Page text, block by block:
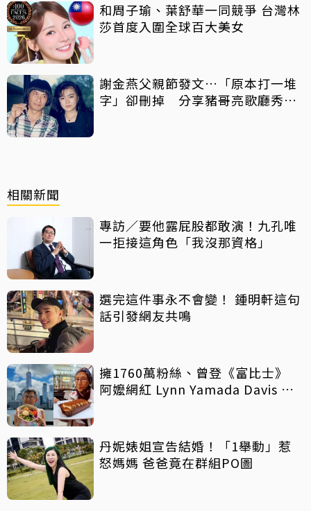
和周子瑜、葉舒華一同競爭 台灣林
莎首度入圍全球百大美女
謝金燕父親節發文…「原本打一堆
字」卻刪掉 分享豬哥亮歌廳秀歌
相關新聞
專訪／要他露屁股都敢演！九孔唯
一拒接這角色「我沒那資格」
選完這件事永不會變！ 鍾明軒這句
話引發網友共鳴
擁1760萬粉絲、曾登《富比士》
阿嬤網紅 Lynn Yamada Davis 驚
丹妮婊姐宣告結婚！「1舉動」惹
怒媽媽 爸爸竟在群組PO圖